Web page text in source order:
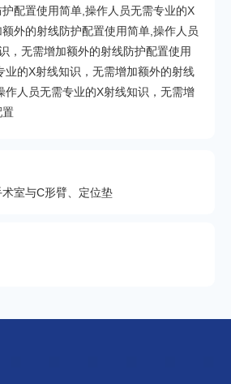
配置使用简单,操作人员无需专业的X
外的射线防护配置使用简单,操作人员
，无需增加额外的射线防护配置使用
业的X射线知识，无需增加额外的射线
作人员无需专业的X射线知识，无需增
置
室与C形臂、定位垫